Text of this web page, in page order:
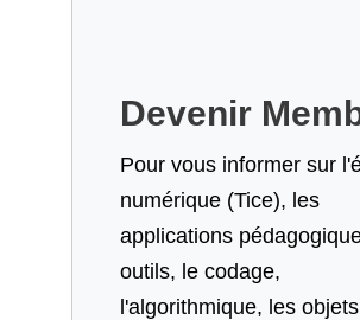
Devenir
Pour vous informer sur
numérique (Tice), les
applications
outils, le codage,
l'algorithmique, les objets